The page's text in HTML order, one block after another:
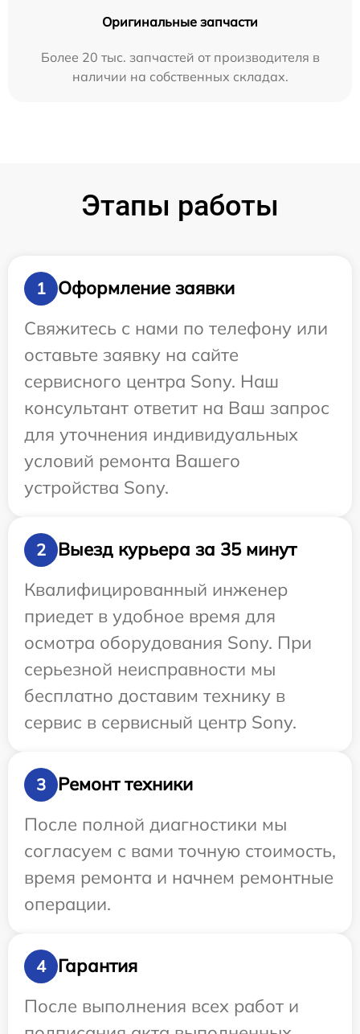
Оригинальные запчасти
Более 20 тыс. запчастей от производителя в
наличии на собственных складах.
Этапы работы
1
Оформление заявки
Свяжитесь с нами по телефону или
оставьте заявку на сайте
сервисного центра Sony. Наш
консультант ответит на Ваш запрос
для уточнения индивидуальных
условий ремонта Вашего
устройства Sony.
2
Выезд курьера за 35 минут
Квалифицированный инженер
приедет в удобное время для
осмотра оборудования Sony. При
серьезной неисправности мы
бесплатно доставим технику в
сервис в сервисный центр Sony.
3
Ремонт техники
После полной диагностики мы
согласуем с вами точную стоимость,
время ремонта и начнем ремонтные
операции.
4
Гарантия
После выполнения всех работ и